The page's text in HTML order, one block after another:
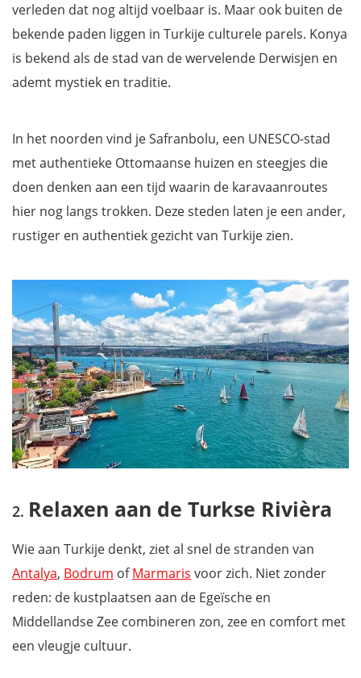
verleden dat nog altijd voelbaar is. Maar ook buiten de
bekende paden liggen in Turkije culturele parels. Konya
is bekend als de stad van de wervelende Derwisjen en
ademt mystiek en traditie.
In het noorden vind je Safranbolu, een UNESCO-stad
met authentieke Ottomaanse huizen en steegjes die
doen denken aan een tijd waarin de karavaanroutes
hier nog langs trokken. Deze steden laten je een ander,
rustiger en authentiek gezicht van Turkije zien.
Relaxen aan de Turkse Rivièra
Wie aan Turkije denkt, ziet al snel de stranden van
Antalya, Bodrum ofMarmaris voor zich. Niet zonder
reden: de kustplaatsen aan de Egeïsche en
Middellandse Zee combineren zon, zee en comfort met
een vleugje cultuur.